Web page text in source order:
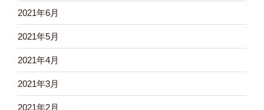
2021年6月
2021年5月
2021年4月
2021年3月
2021年2月